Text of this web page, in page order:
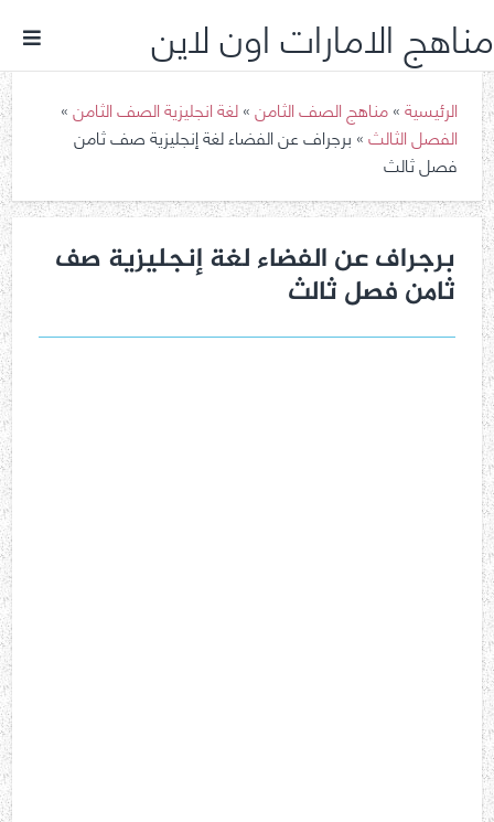
مناهج الامارات اون لاين
الرئيسية»مناهج الصف الثامن»لغة انجليزية الصف الثامن»
الفصل الثالث»برجراف عن الفضاء لغة إنجليزية صف ثامن
فصل ثالث
برجراف عن الفضاء لغة إنجليزية صف
ثامن فصل ثالث